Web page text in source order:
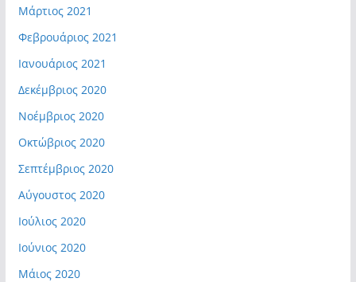
Μάρτιος 2021
Φεβρουάριος 2021
Ιανουάριος 2021
Δεκέμβριος 2020
Νοέμβριος 2020
Οκτώβριος 2020
Σεπτέμβριος 2020
Αύγουστος 2020
Ιούλιος 2020
Ιούνιος 2020
Μάιος 2020